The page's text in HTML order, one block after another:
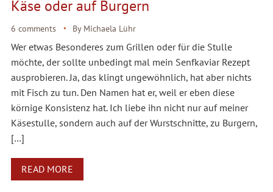
Käse oder auf Burgern
6 comments By Michaela Lühr
Wer etwas Besonderes zum Grillen oder für die Stulle
möchte, der sollte unbedingt mal mein Senfkaviar Rezept
ausprobieren. Ja, das klingt ungewöhnlich, hat aber nichts
mit Fisch zu tun. Den Namen hat er, weil er eben diese
körnige Konsistenz hat. Ich liebe ihn nicht nur auf meiner
Käsestulle, sondern auch auf der Wurstschnitte, zu Burgern,
[…]
READ MORE